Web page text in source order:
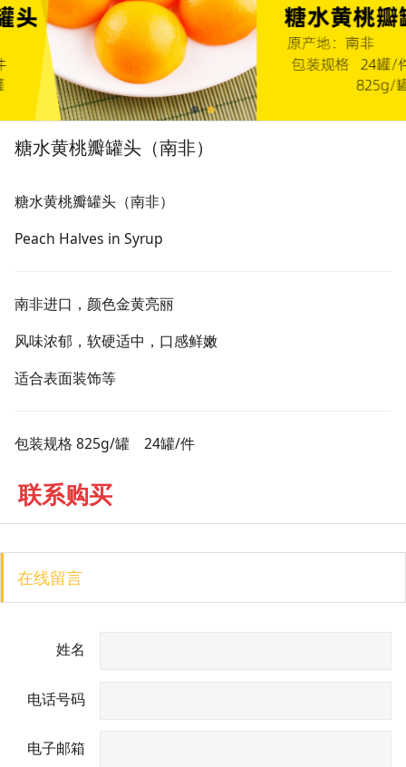
糖水黄桃瓣罐头（南非）
糖水黄桃瓣罐头（南非）
Peach Halves in Syrup
南非进口，颜色金黄亮丽
风味浓郁，软硬适中，口感鲜嫩
适合表面装饰等
包装规格 825g/罐24罐/件
联系购买
在线留言
姓名
电话号码
电子邮箱